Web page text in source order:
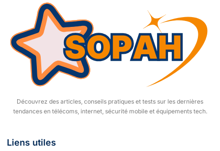
Découvrez des articles, conseils pratiques et tests sur les dernières
tendances en télécoms, internet, sécurité mobile et équipements tech.
Liens utiles